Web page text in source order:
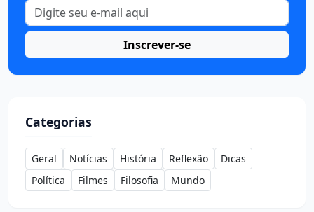
Inscrever-se
Categorias
Geral Notícias História Reflexão
Dicas
Política
Filmes Filosofia Mundo